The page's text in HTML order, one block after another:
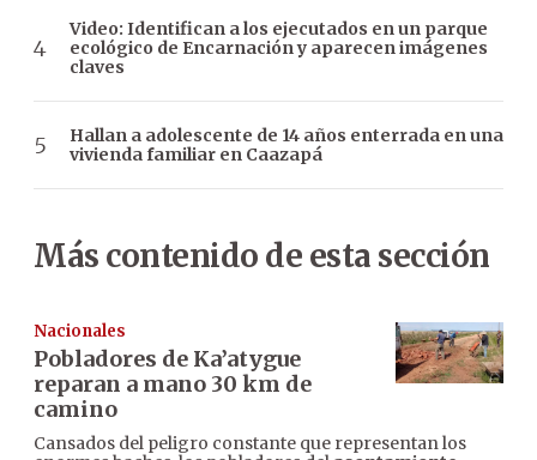
Video: Identifican a los ejecutados en un parque
ecológico de Encarnación y aparecen imágenes
claves
Hallan a adolescente de 14 años enterrada en una
vivienda familiar en Caazapá
Más contenido de esta sección
Nacionales
Pobladores de Ka’atygue
reparan a mano 30 km de
camino
Cansados del peligro constante que representan los